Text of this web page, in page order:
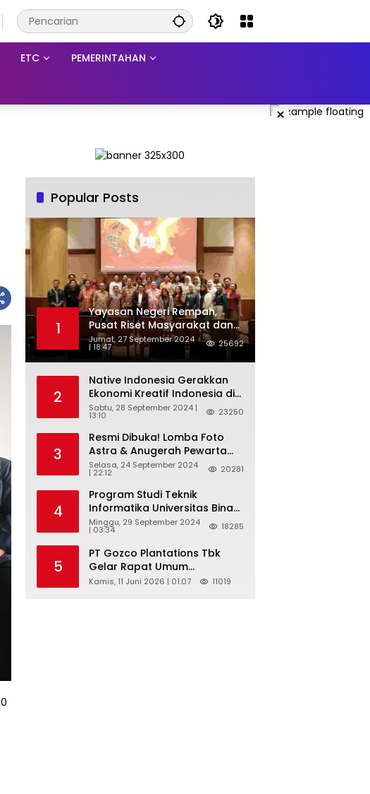
ETC PEMERINTAHAN
×
Popular Posts
1
Yayasan Negeri Rempah,
Pusat Riset Masyarakat dan
Budaya, dan Badan Riset dan
Inovasi Nasional ( BRIN )
Sukses Gelar International
Forum on Spice Routes (IFSR)
2024
Jumat, 27 September 2024
| 18:47 25692
2
Native Indonesia Gerakkan
Ekonomi Kreatif Indonesia di
Belgia Lewat “TELUSUR Kain
Indonesia”
Sabtu, 28 September 2024 |
13:10 23250
3
Resmi Dibuka! Lomba Foto
Astra & Anugerah Pewarta
Astra 2024: Bersama,
Berkarya, Berkelanjutan
Selasa, 24 September 2024
| 22:12 20281
4
Program Studi Teknik
Informatika Universitas Bina
Sarana Informatika
Selenggarakan Pelatihan
Pemanfaatan Aplikasi Tiktok
Shop Sebagai Media
Pemasaran Pada Forum
UMKM Bojongbaru
Minggu, 29 September 2024
| 03:34 18285
5
PT Gozco Plantations Tbk
Gelar Rapat Umum
Pemegang Saham Tahunan
Kamis, 11 Juni 2026 | 01:07 11019